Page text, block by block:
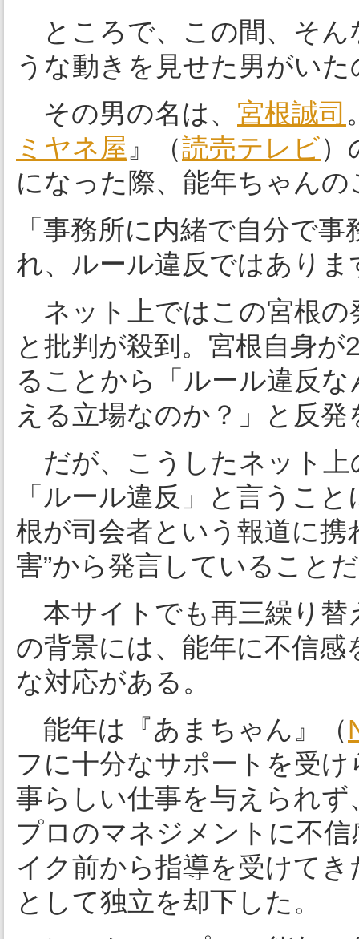
ところで、この間、そん
うな動きを見せた男がい
その男の名は、 宮根誠司
ミヤネ屋 』（読売テレビ）
になった際、能年ちゃん
「事務所に内緒で自分で
れ、ルール違反ではありま
ネット上ではこの宮根の
と批判が殺到。宮根自身
ることから「ルール違反
える立場なのか？」と反
だが、こうしたネット上
「ルール違反」と言うこ
根が司会者という報道に携
害”から発言していること
本サイトでも再三繰り替
の背景には、能年に不信
な対応がある。
能年は『あまちゃん』（
フに十分なサポートを受
事らしい仕事を与えられ
プロのマネジメントに不
イク前から指導を受けて
として独立を却下した。